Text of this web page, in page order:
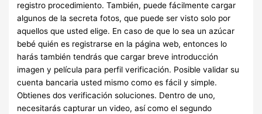
registro procedimiento. También, puede fácilmente cargar
algunos de la secreta fotos, que puede ser visto solo por
aquellos que usted elige. En caso de que lo sea un azúcar
bebé quién es registrarse en la página web, entonces lo
harás también tendrás que cargar breve introducción
imagen y película para perfil verificación. Posible validar su
cuenta bancaria usted mismo como es fácil y simple.
Obtienes dos verificación soluciones. Dentro de uno,
necesitarás capturar un video, así como el segundo